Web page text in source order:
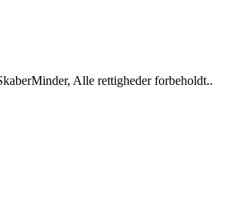
Alle rettigheder forbeholdt..